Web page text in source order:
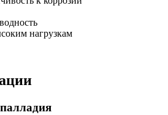
нагрузкам